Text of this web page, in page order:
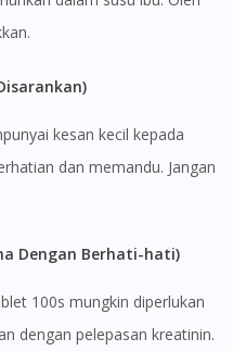
like to head over to
kesan kecil kepada
dan memandu. Jangan
Dengan Berhati-hati)
100s mungkin diperlukan
dengan pelepasan kreatinin.